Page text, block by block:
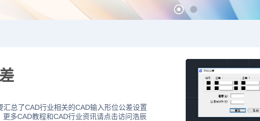
总了CAD行业相关的CAD输入形位公差设置
多CAD教程和CAD行业资讯请点击访问浩辰